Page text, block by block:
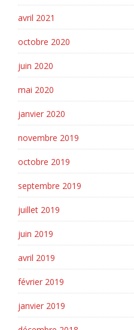
avril 2021
octobre 2020
juin 2020
mai 2020
janvier 2020
novembre 2019
octobre 2019
septembre 2019
juillet 2019
juin 2019
avril 2019
février 2019
janvier 2019